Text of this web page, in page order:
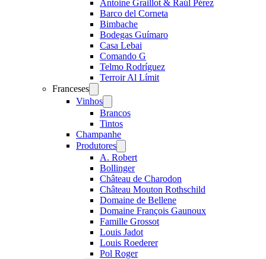
Antoine Graillot & Raúl Pérez
Barco del Corneta
Bimbache
Bodegas Guímaro
Casa Lebai
Comando G
Telmo Rodríguez
Terroir Al Límit
Franceses
menu
Vinhos
menu
Brancos
Tintos
Champanhe
Produtores
menu
A. Robert
Bollinger
Château de Charodon
Château Mouton Rothschild
Domaine de Bellene
Domaine François Gaunoux
Famille Grossot
Louis Jadot
Louis Roederer
Pol Roger